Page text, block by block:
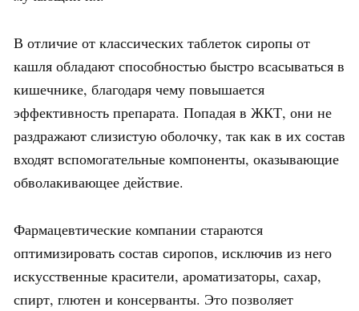
В отличие от классических таблеток сиропы от
кашля обладают способностью быстро всасываться в
кишечнике, благодаря чему повышается
эффективность препарата. Попадая в ЖКТ, они не
раздражают слизистую оболочку, так как в их состав
входят вспомогательные компоненты, оказывающие
обволакивающее действие.
Фармацевтические компании стараются
оптимизировать состав сиропов, исключив из него
искусственные красители, ароматизаторы, сахар,
спирт, глютен и консерванты. Это позволяет